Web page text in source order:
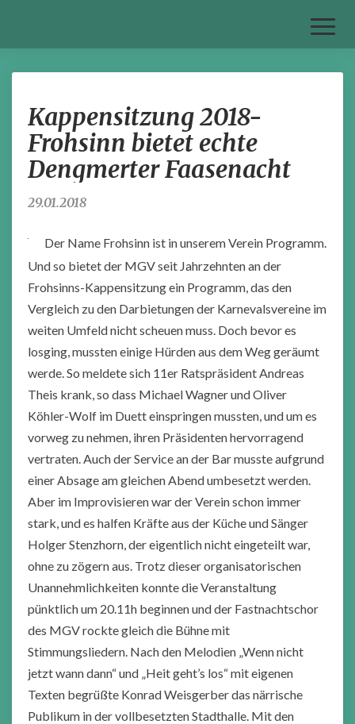
2018-
Frohsinn
bietet
echte
Dengmerter
Kappensitzung 2018-
Frohsinn bietet echte
Dengmerter Faasenacht
29.01.2018
Der Name Frohsinn ist in unserem Verein Programm.
Und so bietet der MGV seit Jahrzehnten an der
Frohsinns-Kappensitzung ein Programm, das den
Vergleich zu den Darbietungen der Karnevalsvereine im
weiten Umfeld nicht scheuen muss. Doch bevor es
losging, mussten einige Hürden aus dem Weg geräumt
werde. So meldete sich 11er Ratspräsident Andreas
Theis krank, so dass Michael Wagner und Oliver
Köhler-Wolf im Duett einspringen mussten, und um es
vorweg zu nehmen, ihren Präsidenten hervorragend
vertraten. Auch der Service an der Bar musste aufgrund
einer Absage am gleichen Abend umbesetzt werden.
Aber im Improvisieren war der Verein schon immer
stark, und es halfen Kräfte aus der Küche und Sänger
Holger Stenzhorn, der eigentlich nicht eingeteilt war,
ohne zu zögern aus. Trotz dieser organisatorischen
Unannehmlichkeiten konnte die Veranstaltung
pünktlich um 20.11h beginnen und der Fastnachtschor
des MGV rockte gleich die Bühne mit
Stimmungsliedern. Nach den Melodien „Wenn nicht
jetzt wann dann“ und „Heit geht’s los“ mit eigenen
Texten begrüßte Konrad Weisgerber das närrische
Publikum in der vollbesetzten Stadthalle. Mit den